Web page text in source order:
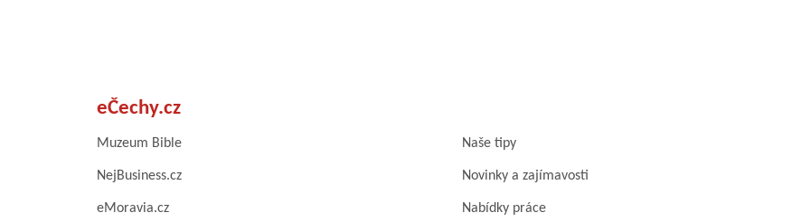
eČechy.cz
Muzeum Bible Naše tipy
NejBusiness.cz Novinky a zajímavosti
eMoravia.cz Nabídky práce